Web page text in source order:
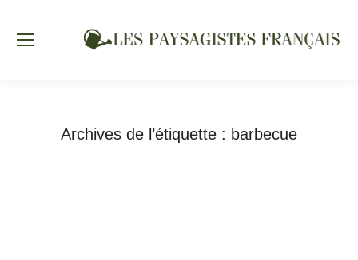
Archives de l’étiquette : barbecue